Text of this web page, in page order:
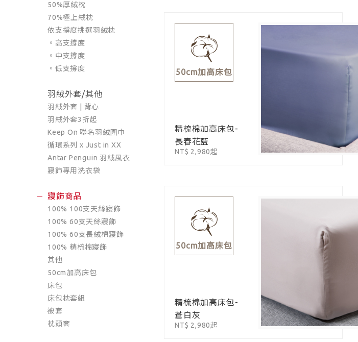
50%厚絨枕
70%極上絨枕
依支撐度挑選羽絨枕
。高支撐度
。中支撐度
。低支撐度
羽絨外套/其他
羽絨外套 | 背心
羽絨外套3折起
Keep On 聯名羽絨圍巾
循環系列 x Just in XX
Antar Penguin 羽絨風衣
寢飾專用洗衣袋
寢飾商品
100% 100支天絲寢飾
100% 60支天絲寢飾
100% 60支長絨棉寢飾
100% 精梳棉寢飾
其他
50cm加高床包
床包
床包枕套組
被套
枕頭套
50cm加高床包
精梳棉加高床包-
長春花藍
NT$ 2,980起
50cm加高床包
精梳棉加高床包-
蒼白灰
NT$ 2,980起